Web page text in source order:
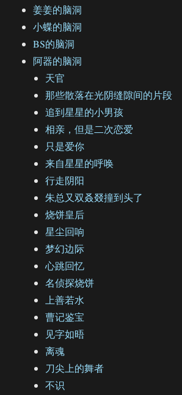
姜姜的脑洞
小蝶的脑洞
BS的脑洞
阿器的脑洞
天官
那些散落在光阴缝隙间的片段
追到星星的小男孩
相亲，但是二次恋爱
只是爱你
来自星星的呼唤
行走阴阳
朱总又双叒叕撞到头了
烧饼皇后
星尘回响
梦幻边际
心跳回忆
名侦探烧饼
上善若水
曹记鉴宝
见字如晤
离魂
刀尖上的舞者
不识